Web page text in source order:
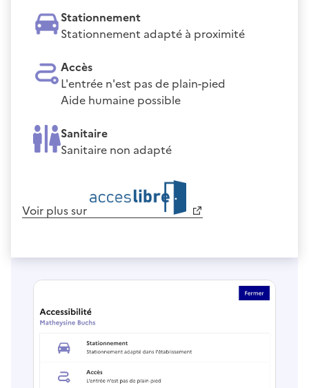
Stationnement
Stationnement adapté à proximité
Accès
L'entrée n'est pas de plain-pied
Aide humaine possible
Sanitaire
Sanitaire non adapté
Voir plus sur